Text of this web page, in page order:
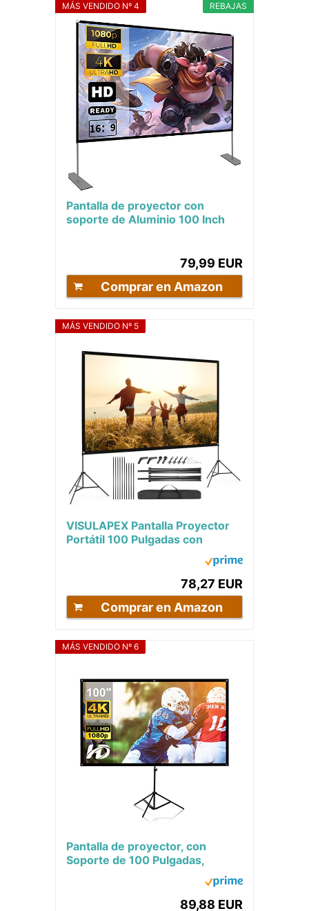
REBAJAS
MÁS VENDIDO Nº 4
Pantalla de proyector con
soporte de Aluminio 100 Inch
79,99 EUR
Comprar en Amazon
MÁS VENDIDO Nº 5
VISULAPEX Pantalla Proyector
Portátil 100 Pulgadas con
Tripode - Pantalla de Proyección
78,27 EUR
Comprar en Amazon
MÁS VENDIDO Nº 6
Pantalla de proyector, con
Soporte de 100 Pulgadas,
Pantalla de proyección portátil
89,88 EUR